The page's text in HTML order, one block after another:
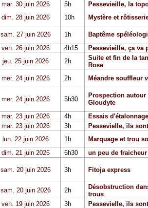
mar. 30 juin 2026 5h Pessevieille, la
dim. 28 juin 2026 10h Mystère et
sam. 27 juin 2026 1h Baptême
ven. 26 juin 2026 4h15 Pessevieille, ça va
jeu. 25 juin 2026 2h
Suite et fin de la
Rose
mer. 24 juin 2026 2h Méandre souffleur
mer. 24 juin 2026 5h30
Prospection autour
Gloudyte
mar. 23 juin 2026 4h Essais
mar. 23 juin 2026 3h Pessevielle, ils
lun. 22 juin 2026 1h Marquage et trou
dim. 21 juin 2026 6h30 un peu de fraicheur
sam. 20 juin 2026 3h Fitoja express
sam. 20 juin 2026 2h
Désobstruction
trous
ven. 19 juin 2026 3h Pessevielle, ils